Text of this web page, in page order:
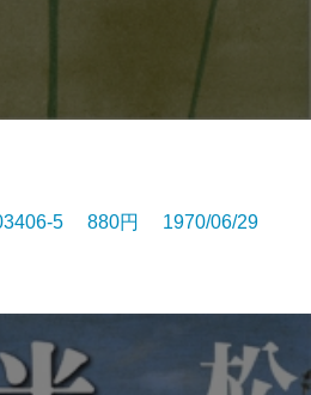
5 880円 1970/06/29